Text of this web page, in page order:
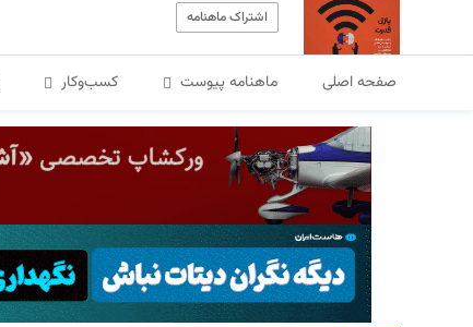
اشتراک ماهنامه
صفحه اصلی ماهنامه پیوست کسب‌و‌کار